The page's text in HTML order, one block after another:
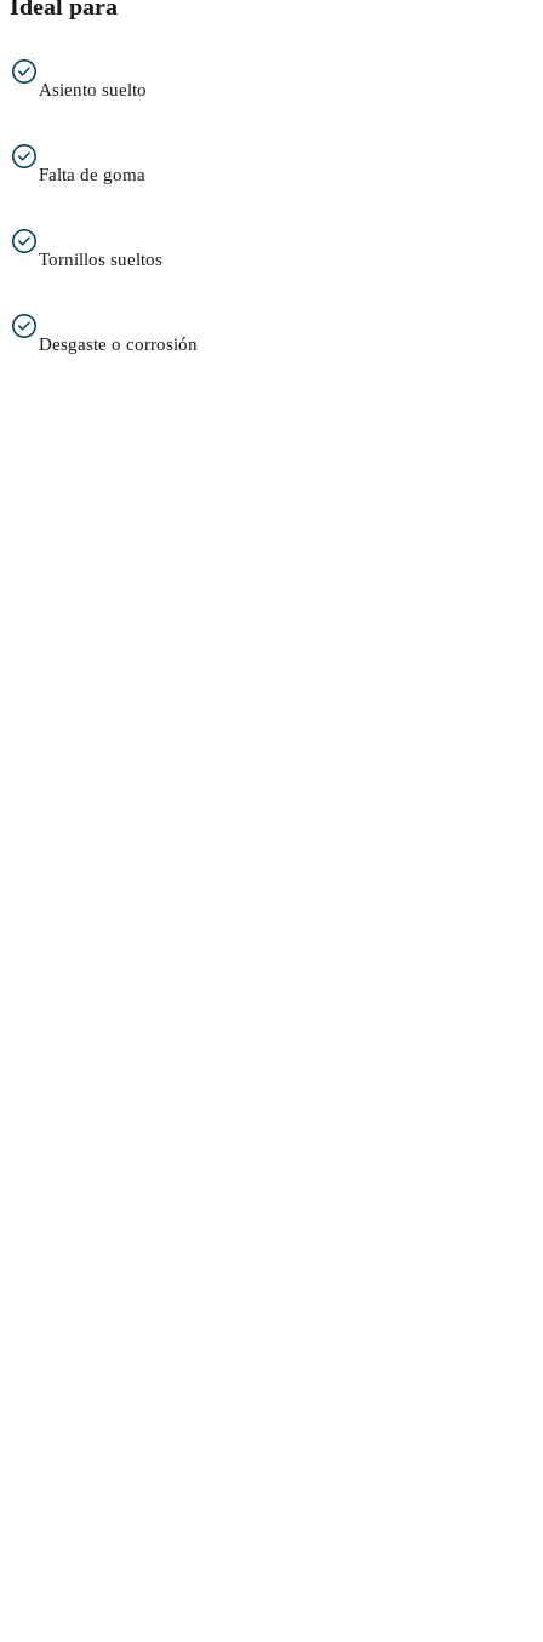
Ideal para
Asiento suelto
Falta de goma
Tornillos sueltos
Desgaste o corrosión